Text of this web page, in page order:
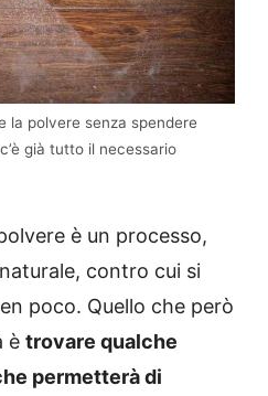
la polvere senza spendere
già tutto il necessario
è un processo,
contro cui si
poco. Quello che però
è trovare qualche
permetterà di